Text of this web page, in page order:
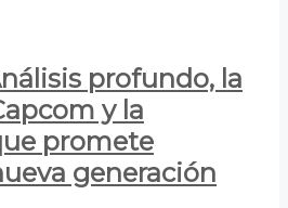
profundo, la
y la
promete
generación